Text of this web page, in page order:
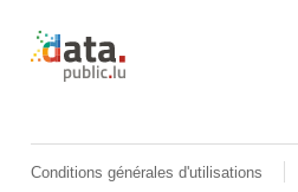
Retour à l'accueil de
Conditions générales d'utilisations